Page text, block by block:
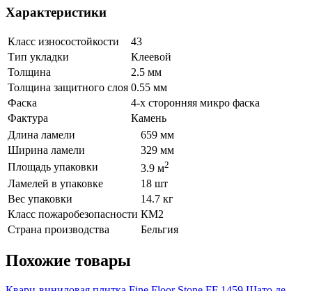
Характеристики
Класс износостойкости
43
Тип укладки
Клеевой
Толщина
2.5 мм
Толщина защитного слоя 0.55 мм
Фаска
4-х сторонняя микро фаска
Фактура
Камень
Длина ламели
659 мм
Ширина ламели
329 мм
Площадь упаковки
3.9 м2
Ламелей в упаковке
18 шт
Вес упаковки
14.7 кг
Класс пожаробезопасности КМ2
Страна производства
Бельгия
Похожие товары